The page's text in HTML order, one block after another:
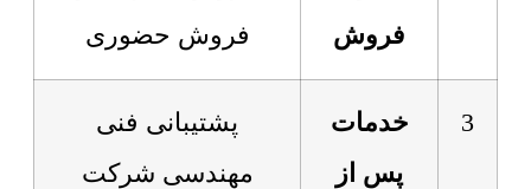
فروش
فروش حضوری
3
خدمات
پس از
پشتیبانی فنی
مهندسی شرکت